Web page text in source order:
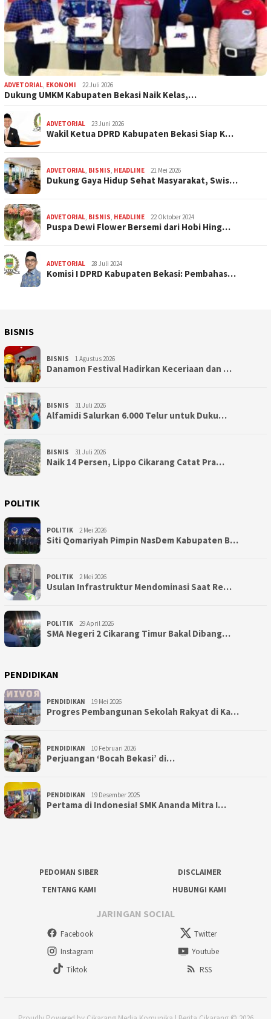
ADVETORIAL, EKONOMI 22 Juli 2026
Dukung UMKM Kabupaten Bekasi Naik Kelas,…
ADVETORIAL 23 Juni 2026
Wakil Ketua DPRD Kabupaten Bekasi Siap K…
ADVETORIAL, BISNIS, HEADLINE 21 Mei 2026
Dukung Gaya Hidup Sehat Masyarakat, Swis…
ADVETORIAL, BISNIS, HEADLINE 22 Oktober 2024
Puspa Dewi Flower Bersemi dari Hobi Hing…
ADVETORIAL 28 Juli 2024
Komisi I DPRD Kabupaten Bekasi: Pembahas…
BISNIS
BISNIS 1 Agustus 2026
Danamon Festival Hadirkan Keceriaan dan …
BISNIS 31 Juli 2026
Alfamidi Salurkan 6.000 Telur untuk Duku…
BISNIS 31 Juli 2026
Naik 14 Persen, Lippo Cikarang Catat Pra…
POLITIK
POLITIK 2 Mei 2026
Siti Qomariyah Pimpin NasDem Kabupaten B…
POLITIK 2 Mei 2026
Usulan Infrastruktur Mendominasi Saat Re…
POLITIK 29 April 2026
SMA Negeri 2 Cikarang Timur Bakal Dibang…
PENDIDIKAN
PENDIDIKAN 19 Mei 2026
Progres Pembangunan Sekolah Rakyat di Ka…
PENDIDIKAN 10 Februari 2026
Perjuangan ‘Bocah Bekasi’ di…
PENDIDIKAN 19 Desember 2025
Pertama di Indonesia! SMK Ananda Mitra I…
PEDOMAN SIBER
DISCLAIMER
TENTANG KAMI
HUBUNGI KAMI
JARINGAN SOCIAL
Facebook
Twitter
Instagram
Youtube
Tiktok
RSS